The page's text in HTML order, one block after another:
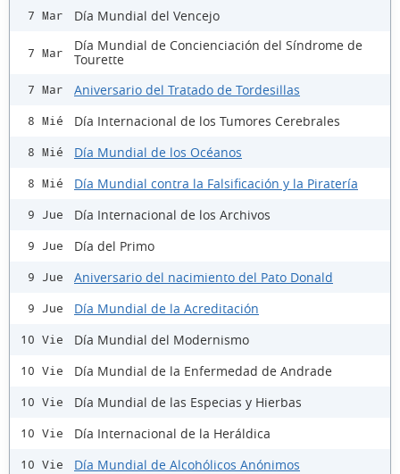
7 Mar Día Mundial del Vencejo
7 Mar
Día Mundial de Concienciación del Síndrome de
Tourette
7 Mar Aniversario del Tratado de Tordesillas
8 Mié Día Internacional de los Tumores Cerebrales
8 Mié Día Mundial de los Océanos
8 Mié Día Mundial contra la Falsificación y la Piratería
9 Jue Día Internacional de los Archivos
9 Jue Día del Primo
9 Jue Aniversario del nacimiento del Pato Donald
9 Jue Día Mundial de la Acreditación
10 Vie Día Mundial del Modernismo
10 Vie Día Mundial de la Enfermedad de Andrade
10 Vie Día Mundial de las Especias y Hierbas
10 Vie Día Internacional de la Heráldica
10 Vie Día Mundial de Alcohólicos Anónimos